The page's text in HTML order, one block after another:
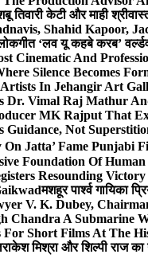
तिवारी केटी और माही
Shahid Kapoor,
‘लव यू कहबे करब’
Cinematic And
Silence Becomes
In Jehangir Art
Dr. Vimal Raj Mathur
MK Rajput That
Guidance, Not
On Jatta’ Fame Punjabi
Foundation Of
Resounding
मशहूर पार्श्व गायिका
V. K. Dubey,
Chandra A Submarine
For Short Films At The
राकेश मिश्रा और शिल्पी राज का